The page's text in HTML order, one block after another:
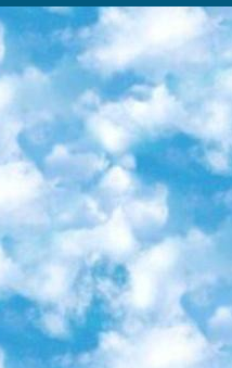
и геномика», «Культура средневековой Скандинавии» и Cinema Studies о теории кино. Каждая подборка лекций — логически связанная история, рассказанная экспертом от первого лица. Кроме того, на сайте появляются научно-образовательные статьи и тесты на разные темы. 7. «Newочём» Команда проекта «Newочём» отбирает самые интересные тексты из англоязычных СМИ и переводит те из них, за которые голосуют участники сообщества «ВКонтакте». По большей части это научно-популярные статьи. Редакторы придумывают лишь заголовки, в остальном содержание переводов соответствует оригиналам. Полные тексты можно читать прямо в социальной сети. 8. InternetUrok Онлайн-база материалов по основным дисциплинам школьной программы. Информация на сайте структурирована по классам, предметам и темам (урокам). Каждый урок состоит из видеолекций и конспектов. Есть также интерактивные тренажёры и тесты для закрепления пройденного материала. Даже если вы давно окончили школу, возможность повторить программу старших классов всегда может пригодиться. 9. Edutainme Ещё один ресурс об образовании. В отличие от Newtonew, как мне кажется, Edutainme больше ориентируется на представителей индустрии: педагогов, предпринимателей, разработчиков образовательных проектов. Но и любой, кто просто стремится к саморазвитию, найдёт на сайте много полезного и интересного для себя. Например, информацию о новых курсах и образовательных сервисах. 10. Newtonew Онлайн-медиа об образовании и обучении в широком смысле. Авторы Newtonew пишут об инструментах, заведениях, тактиках и стратегиях, которые помогают учить других и получать новые знания самостоятельно. На этой площадке вы найдёте новости, обзоры, аналитические мат